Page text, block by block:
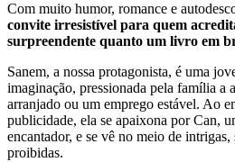
Com muito humor, romance e
convite irresistível para quem
surpreendente quanto um livro em
Sanem, a nossa protagonista, é uma
imaginação, pressionada pela família a
arranjado ou um emprego estável. Ao
publicidade, ela se apaixona por Can,
encantador, e se vê no meio de intrigas,
proibidas.